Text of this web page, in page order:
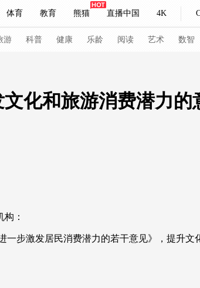
体育 教育 熊猫 直播中国 4K
妙语 热解读 天天学习
持人 下载央视影音
游 科普 健康 乐龄 阅读 艺术 数智
会 NBA 中超 国际足球
化和旅游消费潜力的
：
激发居民消费潜力的若干意见》，提升文